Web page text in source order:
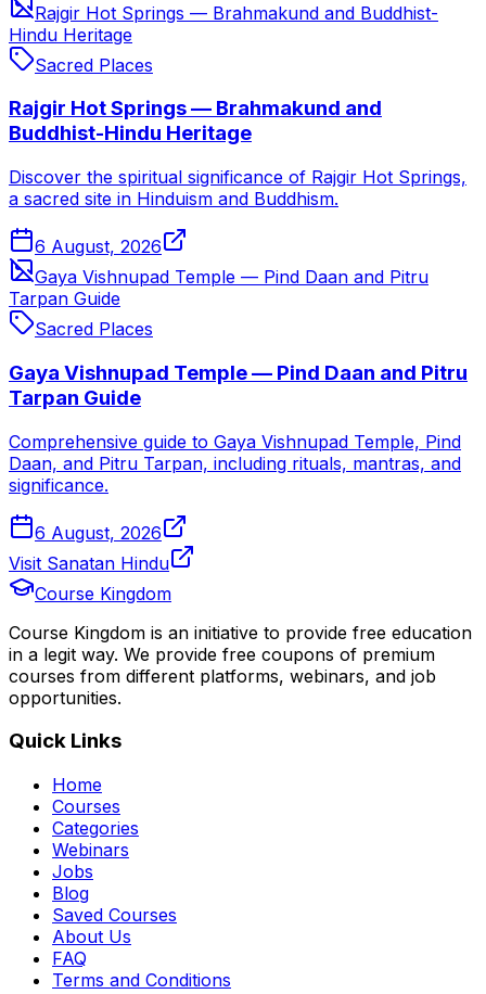
Rajgir Hot Springs — Brahmakund and Buddhist-
Hindu Heritage
Sacred Places
Rajgir Hot Springs — Brahmakund and
Buddhist-Hindu Heritage
Discover the spiritual significance of Rajgir Hot Springs,
a sacred site in Hinduism and Buddhism.
6 August, 2026
Gaya Vishnupad Temple — Pind Daan and Pitru
Tarpan Guide
Sacred Places
Gaya Vishnupad Temple — Pind Daan and Pitru
Tarpan Guide
Comprehensive guide to Gaya Vishnupad Temple, Pind
Daan, and Pitru Tarpan, including rituals, mantras, and
significance.
6 August, 2026
Visit Sanatan Hindu
Course Kingdom
Course Kingdom is an initiative to provide free education
in a legit way. We provide free coupons of premium
courses from different platforms, webinars, and job
opportunities.
Quick Links
Home
Courses
Categories
Webinars
Jobs
Blog
Saved Courses
About Us
FAQ
Terms and Conditions